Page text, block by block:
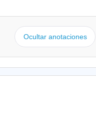
Ocultar anotaciones